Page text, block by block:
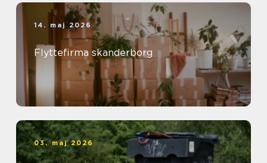
14. maj 2026
Flyttefirma skanderborg
03. maj 2026